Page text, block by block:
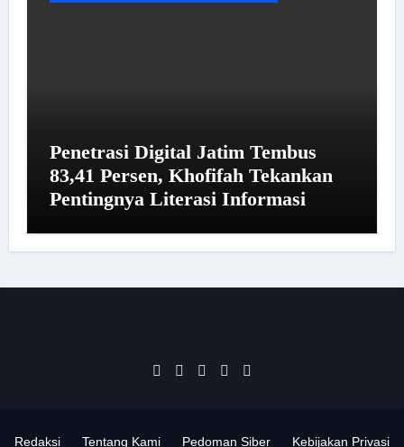
Penetrasi Digital Jatim Tembus
83,41 Persen, Khofifah Tekankan
Pentingnya Literasi Informasi
Redaksi Tentang Kami Pedoman Siber Kebijakan Privasi